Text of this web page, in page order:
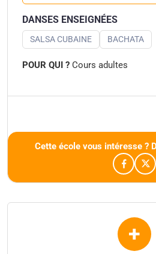
DANSES ENSEIGNÉES
SALSA CUBAINE BACHATA
POUR QUI ? Cours adultes
Cette école vous intéresse ?
+